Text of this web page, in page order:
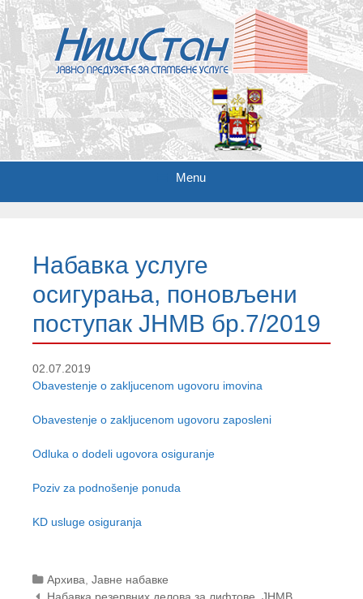
Menu
Набавка услуге
осигурања, поновљени
поступак ЈНМВ бр.7/2019
02.07.2019
Obavestenje o zakljucenom ugovoru imovina
Obavestenje o zakljucenom ugovoru zaposleni
Odluka o dodeli ugovora osiguranje
Poziv za podnošenje ponuda
KD usluge osiguranja
Categories
Архива Јавне набавке
Post